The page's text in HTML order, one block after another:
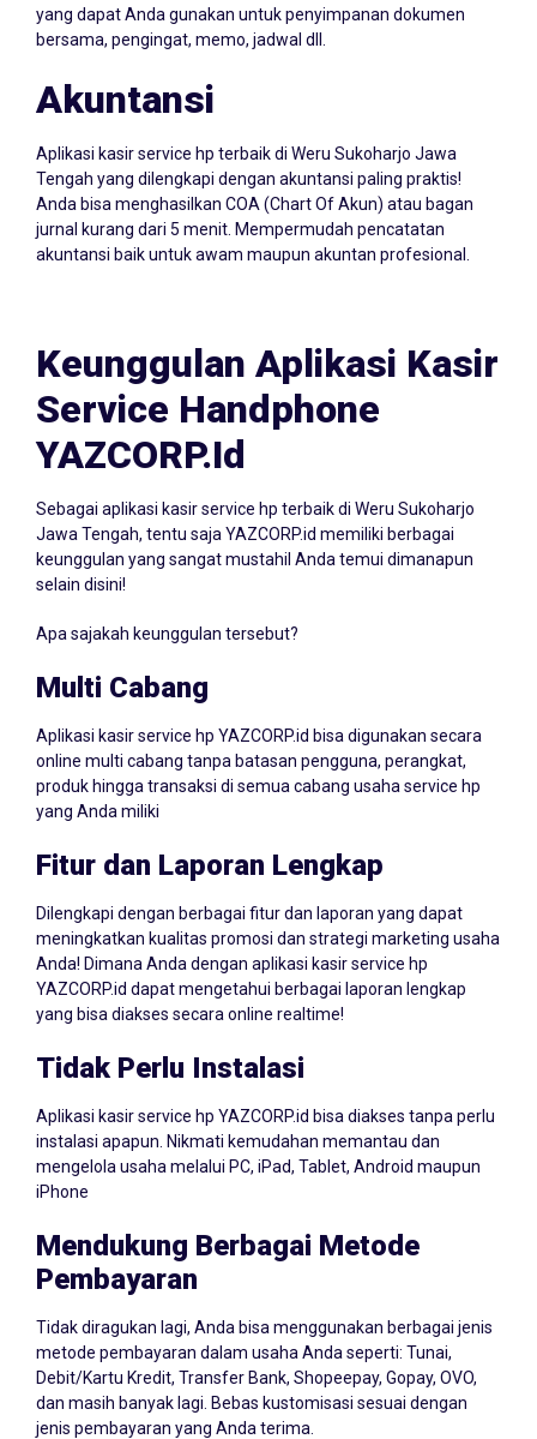
yang dapat Anda gunakan untuk penyimpanan dokumen
bersama, pengingat, memo, jadwal dll.
Akuntansi
Aplikasi kasir service hp terbaik di Weru Sukoharjo Jawa
Tengah yang dilengkapi dengan akuntansi paling praktis!
Anda bisa menghasilkan COA (Chart Of Akun) atau bagan
jurnal kurang dari 5 menit. Mempermudah pencatatan
akuntansi baik untuk awam maupun akuntan profesional.
Keunggulan Aplikasi Kasir
Service Handphone
YAZCORP.id
Sebagai aplikasi kasir service hp terbaik di Weru Sukoharjo
Jawa Tengah, tentu saja YAZCORP.id memiliki berbagai
keunggulan yang sangat mustahil Anda temui dimanapun
selain disini!
Apa sajakah keunggulan tersebut?
Multi Cabang
Aplikasi kasir service hp YAZCORP.id bisa digunakan secara
online multi cabang tanpa batasan pengguna, perangkat,
produk hingga transaksi di semua cabang usaha service hp
yang Anda miliki
Fitur dan Laporan Lengkap
Dilengkapi dengan berbagai fitur dan laporan yang dapat
meningkatkan kualitas promosi dan strategi marketing usaha
Anda! Dimana Anda dengan aplikasi kasir service hp
YAZCORP.id dapat mengetahui berbagai laporan lengkap
yang bisa diakses secara online realtime!
Tidak Perlu Instalasi
Aplikasi kasir service hp YAZCORP.id bisa diakses tanpa perlu
instalasi apapun. Nikmati kemudahan memantau dan
mengelola usaha melalui PC, iPad, Tablet, Android maupun
iPhone
Mendukung Berbagai Metode
Pembayaran
Tidak diragukan lagi, Anda bisa menggunakan berbagai jenis
metode pembayaran dalam usaha Anda seperti: Tunai,
Debit/Kartu Kredit, Transfer Bank, Shopeepay, Gopay, OVO,
dan masih banyak lagi. Bebas kustomisasi sesuai dengan
jenis pembayaran yang Anda terima.